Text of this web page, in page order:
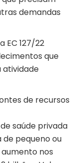
demandas
EC 127/22
que
atividade
de recursos
saúde privada
de pequeno ou
nos